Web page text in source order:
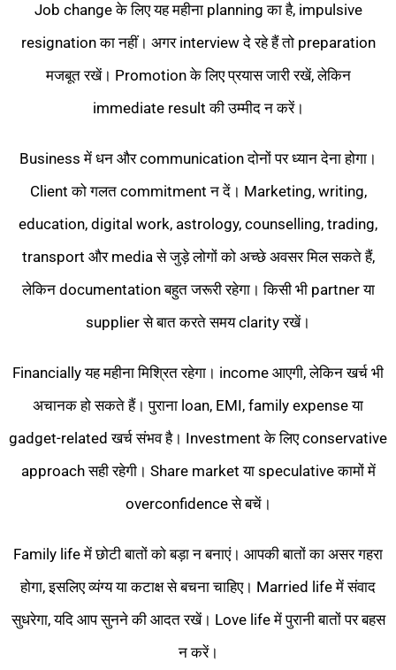
Job change के लिए यह महीना planning का है, impulsive
resignation का नहीं। अगर interview दे रहे हैं तो preparation
मजबूत रखें। Promotion के लिए प्रयास जारी रखें, लेकिन
immediate result की उम्मीद न करें।
Business में धन और communication दोनों पर ध्यान देना होगा।
Client को गलत commitment न दें। Marketing, writing,
education, digital work, astrology, counselling, trading,
transport और media से जुड़े लोगों को अच्छे अवसर मिल सकते हैं,
लेकिन documentation बहुत जरूरी रहेगा। किसी भी partner या
supplier से बात करते समय clarity रखें।
Financially यह महीना मिश्रित रहेगा। income आएगी, लेकिन खर्च भी
अचानक हो सकते हैं। पुराना loan, EMI, family expense या
gadget-related खर्च संभव है। Investment के लिए conservative
approach सही रहेगी। Share market या speculative कामों में
overconfidence से बचें।
Family life में छोटी बातों को बड़ा न बनाएं। आपकी बातों का असर गहरा
होगा, इसलिए व्यंग्य या कटाक्ष से बचना चाहिए। Married life में संवाद
सुधरेगा, यदि आप सुनने की आदत रखें। Love life में पुरानी बातों पर बहस
न करें।